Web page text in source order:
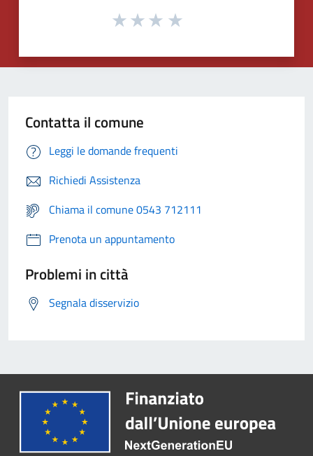
Contatta il comune
Leggi le domande frequenti
Richiedi Assistenza
Chiama il comune 0543 712111
Prenota un appuntamento
Problemi in città
Segnala disservizio